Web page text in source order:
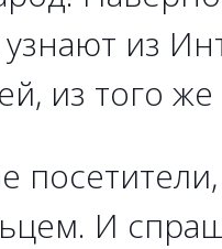
из
из того
И